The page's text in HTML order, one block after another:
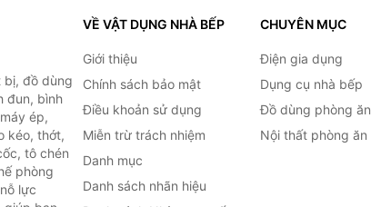
bị, đồ dùng
đun, bình
ép,
kéo, thớt,
tô chén
phòng
lực
VỀ VẬT DỤNG NHÀ BẾP
Giới thiệu
Chính sách bảo mật
Điều khoản sử dụng
Miễn trừ trách nhiệm
Danh mục
Danh sách nhãn hiệu
CHUYÊN MỤC
Điện gia dụng
Dụng cụ nhà bếp
Đồ dùng phòng ăn
Nội thất phòng ăn